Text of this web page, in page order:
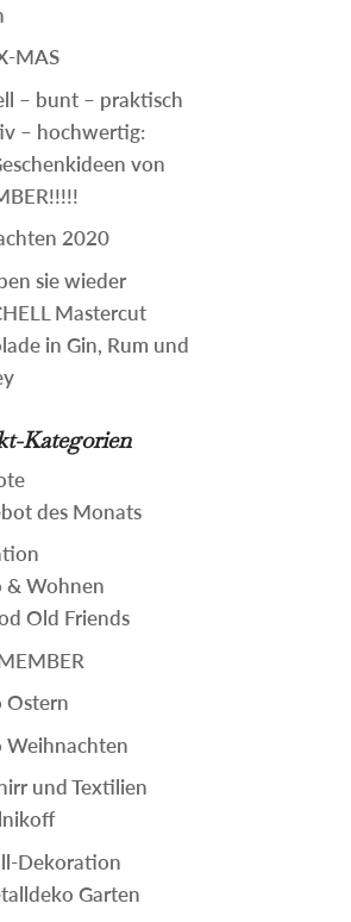
MAS
– bunt – praktisch
– hochwertig:
von
2020
sie wieder
Mastercut
in Gin, Rum und
Kategorien
des Monats
& Wohnen
Old Friends
Ostern
Weihnachten
und Textilien
Dekoration
Garten